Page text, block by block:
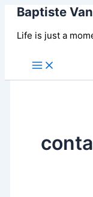
AllerBaptiste
Life is just a
Main